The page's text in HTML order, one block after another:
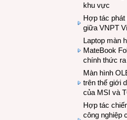
khu vực
Hợp tác phát
giữa VNPT
Laptop màn
MateBook
chính thức
Màn hình
trên thế giới
của MSI và
Hợp tác
công nghiệp